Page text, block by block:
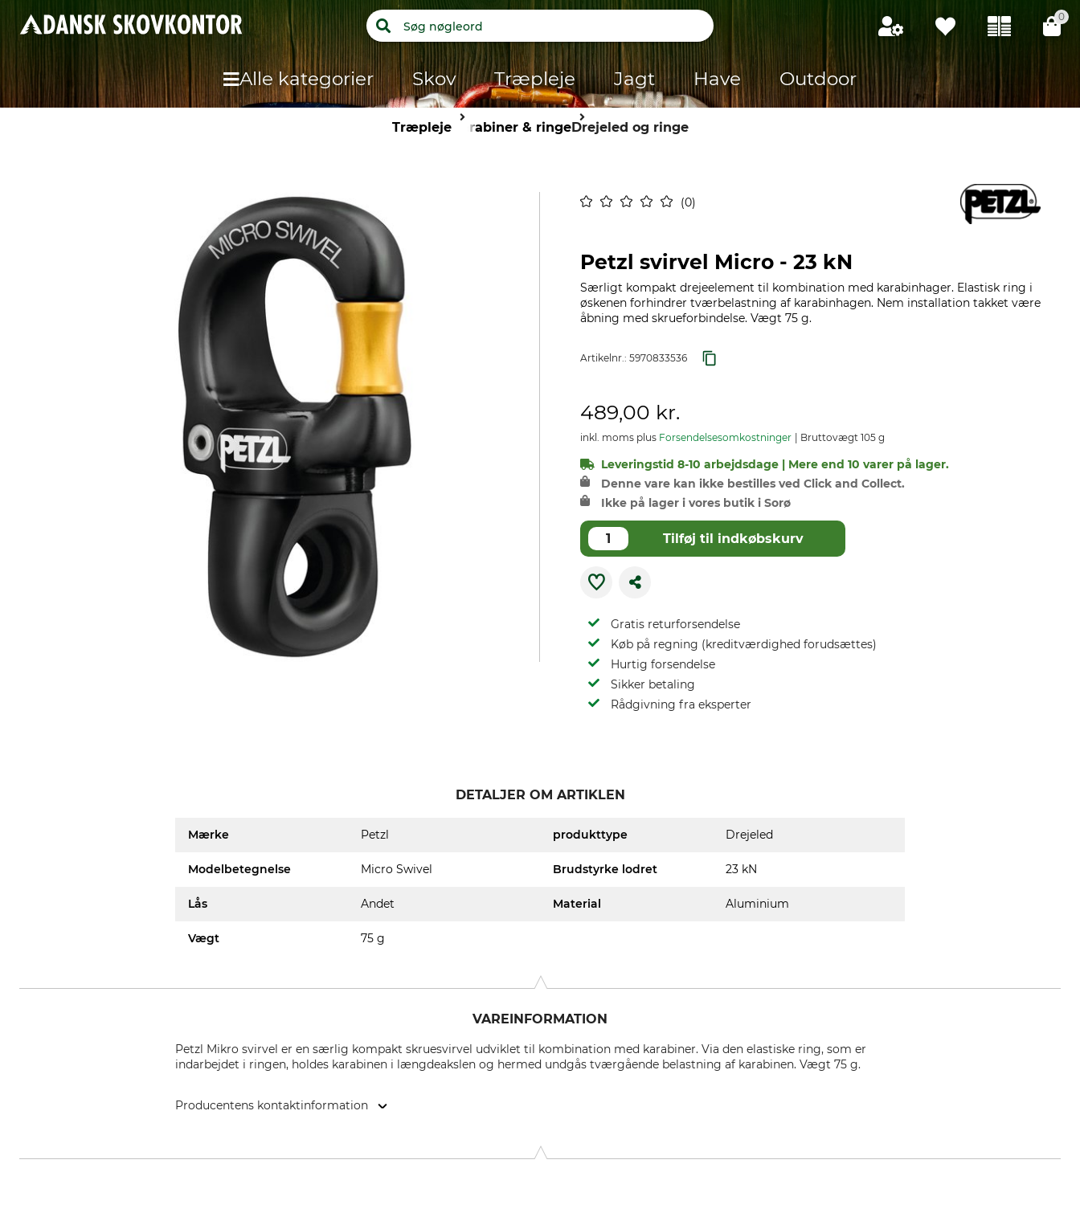
0
Alle kategorier Skov Træpleje Jagt Have Outdoor
TræplejeKarabiner & ringeDrejeled og ringe
0
Petzl svirvel Micro - 23 kN
Særligt kompakt drejeelement til kombination med karabinhager. Elastisk ring i
øskenen forhindrer tværbelastning af karabinhagen. Nem installation takket være
åbning med skrueforbindelse. Vægt 75 g.
Artikelnr.: 5970833536
489,00 kr.
inkl. moms plus Forsendelsesomkostninger Bruttovægt 105 g
Leveringstid 8-10 arbejdsdage | Mere end 10 varer på lager.
Denne vare kan ikke bestilles ved Click and Collect.
Ikke på lager i vores butik i Sorø
Tilføj til indkøbskurv
Gratis returforsendelse
Køb på regning (kreditværdighed forudsættes)
Hurtig forsendelse
Sikker betaling
Rådgivning fra eksperter
DETALJER OM ARTIKLEN
Mærke Petzl produkttype Drejeled
Modelbetegnelse Micro Swivel Brudstyrke lodret 23 kN
Lås Andet Material Aluminium
Vægt 75 g
VAREINFORMATION
Petzl Mikro svirvel er en særlig kompakt skruesvirvel udviklet til kombination med karabiner. Via den elastiske ring, som er
indarbejdet i ringen, holdes karabinen i længdeakslen og hermed undgås tværgående belastning af karabinen. Vægt 75 g.
Producentens kontaktinformation